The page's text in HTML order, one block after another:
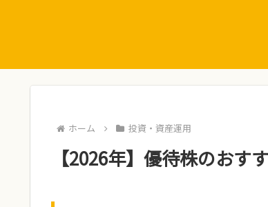
ホーム 投資・資産運用
【2026年】優待株のおす